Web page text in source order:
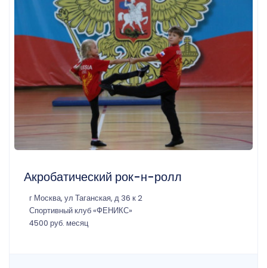
Акробатический рок-н-ролл
г Москва, ул Таганская, д 36 к 2
Спортивный клуб «ФЕНИКС»
4500 руб. месяц